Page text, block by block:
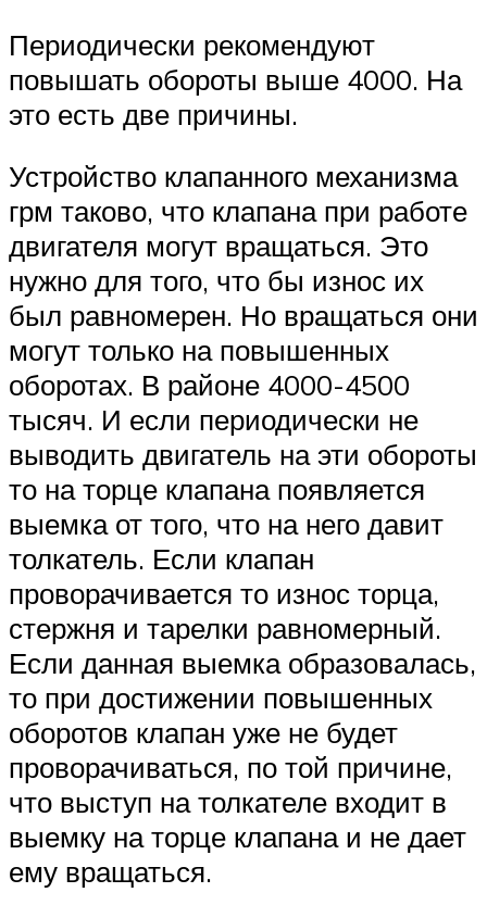
Периодически рекомендуют
повышать обороты выше 4000. На
это есть две причины.
Устройство клапанного механизма
грм таково, что клапана при работе
двигателя могут вращаться. Это
нужно для того, что бы износ их
был равномерен. Но вращаться они
могут только на повышенных
оборотах. В районе 4000-4500
тысяч. И если периодически не
выводить двигатель на эти обороты
то на торце клапана появляется
выемка от того, что на него давит
толкатель. Если клапан
проворачивается то износ торца,
стержня и тарелки равномерный.
Если данная выемка образовалась,
то при достижении повышенных
оборотов клапан уже не будет
проворачиваться, по той причине,
что выступ на толкателе входит в
выемку на торце клапана и не дает
ему вращаться.